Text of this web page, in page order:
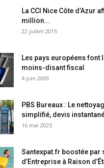
La CCI Nice Côte d’Azur
million...
22 juillet 2015
Les pays européens font
moins-disant fiscal
4 juin 2009
PBS Bureaux : Le
simplifié, devis
16 mai 2025
Santexpat.fr boostée par
d’Entreprise à Raison